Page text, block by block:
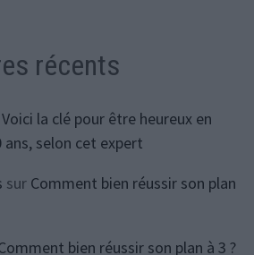
récents
Voici la clé pour être heureux en
selon cet expert
sur Comment bien réussir son plan
bien réussir son plan à 3 ?